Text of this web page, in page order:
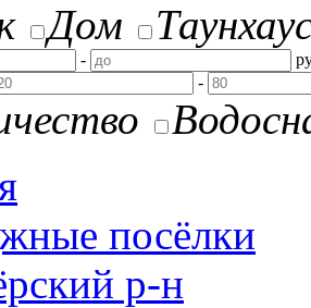
Дом
-
-
посёлки
р-н